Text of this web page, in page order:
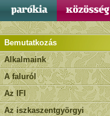
Bemutatkozás
Alkalmaink
A faluról
Az IFI
Az iszkaszentgyörgyi